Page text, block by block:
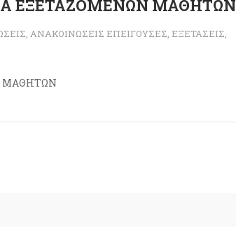
ΕΞΕΤΑΖΟΜΕΝΩΝ ΜΑΘΗΤΩΝ
,ΑΝΑΚΟΙΝΩΣΕΙΣ ΕΠΕΙΓΟΥΣΕΣ, ΕΞΕΤΑΣΕΙΣ,
ΜΑΘΗΤΩΝ